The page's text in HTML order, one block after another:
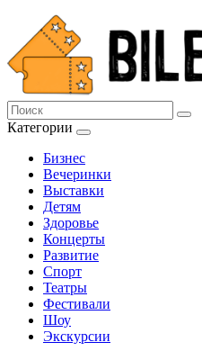
Категории
Бизнес
Вечеринки
Выставки
Детям
Здоровье
Концерты
Развитие
Спорт
Театры
Фестивали
Шоу
Экскурсии